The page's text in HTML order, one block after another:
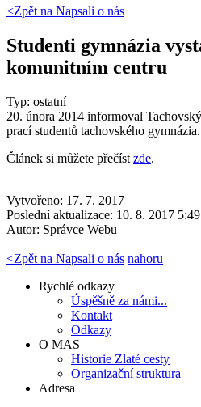
<Zpět na Napsali o nás
Studenti gymnázia
komunitním centru
Typ: ostatní
20. února 2014 informoval
prací studentů tachovského gymnázia.
Článek si můžete přečíst zde.
Vytvořeno: 17. 7. 2017
Poslední aktualizace: 10. 8. 2017 5:49
Autor: Správce Webu
<Zpět na Napsali o nás nahoru
Rychlé odkazy
Úspěšně za námi...
Kontakt
Odkazy
O MAS
Historie Zlaté cesty
Organizační struktura
Adresa